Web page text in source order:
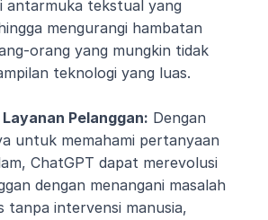
antarmuka tekstual yang
mengurangi hambatan
orang yang mungkin tidak
teknologi yang luas.
Pelanggan: Dengan
untuk memahami pertanyaan
ChatGPT dapat merevolusi
dengan menangani masalah
tanpa intervensi manusia,